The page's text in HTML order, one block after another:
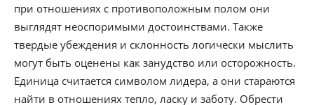
при отношениях с противоположным полом они
выглядят неоспоримыми достоинствами. Также
твердые убеждения и склонность логически мыслить
могут быть оценены как занудство или осторожность.
Единица считается символом лидера, а они стараются
найти в отношениях тепло, ласку и заботу. Обрести